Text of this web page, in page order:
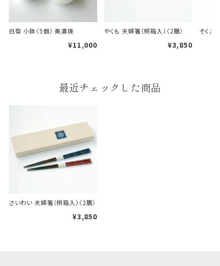
天掛け包装について
段ボールの上から熨斗紙・包
手提袋はお付けできません。
ギフト袋について
手提袋はお付けできません。
白菊 小鉢〈5個〉 美濃焼
¥11,000
やくも 夫婦箸（桐箱入）〈2膳〉
¥3,850
そくさ
最近チェックした商品
さいわい 夫婦箸（桐箱入）〈2膳〉
¥3,850